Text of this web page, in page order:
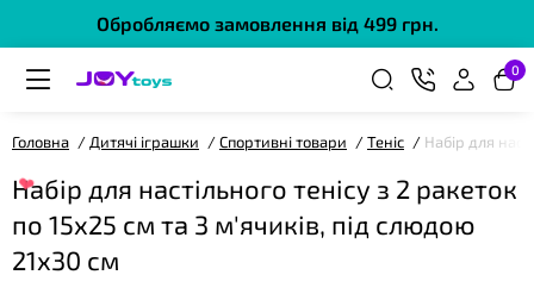
Обробляємо замовлення від 499 грн.
0
Головна Дитячі іграшки Спортивні товари Теніс Набір для
Набір для настільного тенісу з 2 ракеток
по 15х25 см та 3 м'ячиків, під слюдою
21х30 см